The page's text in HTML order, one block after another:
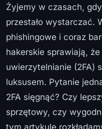
Żyjemy w czasach,
przestało wystarczać.
phishingowe i coraz
hakerskie sprawiają, że
uwierzytelnianie (2FA)
luksusem. Pytanie
2FA sięgnąć? Czy
sprzętowy, czy
tym artykule